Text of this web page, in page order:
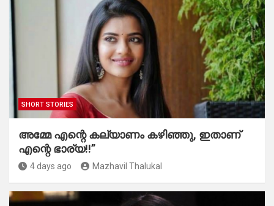
SHORT STORIES
അമ്മേ എന്റെ കല്യാണം കഴിഞ്ഞു, ഇതാണ്
എന്റെ ഭാര്യ!!”
4 days ago Mazhavil Thalukal